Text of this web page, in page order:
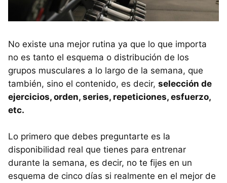
No existe una mejor rutina ya que lo que importa
no es tanto el esquema o distribución de los
grupos musculares a lo largo de la semana, que
también, sino el contenido, es decir, selección de
ejercicios, orden, series, repeticiones, esfuerzo,
etc.
Lo primero que debes preguntarte es la
disponibilidad real que tienes para entrenar
durante la semana, es decir, no te fijes en un
esquema de cinco días si realmente en el mejor de